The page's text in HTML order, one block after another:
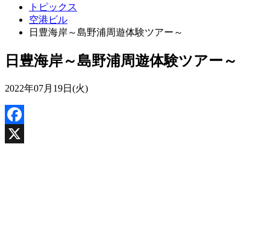
トピックス
空港ビル
日豊海岸～島野浦周遊体験ツアー～
日豊海岸～島野浦周遊体験ツアー～
2022年07月19日(火)
Facebook